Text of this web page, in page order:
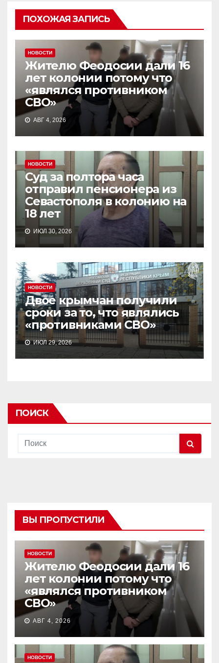
ПОХОЖАЯ ЗАПИСЬ
НОВОСТИ
Жителю Феодосии дали 16
лет колонии потому что
«являлся противником
СВО»
АВГ 4, 2026
НОВОСТИ
Суд за полтора часа
отправил пенсионера из
Севастополя в колонию на
18 лет
ИЮЛ 30, 2026
НОВОСТИ
Двое крымчан получили
сроки за то, что являлись
«противниками СВО»
ИЮЛ 29, 2026
ПОИСК
ВЫ ПРОПУСТИЛИ
НОВОСТИ
Жителю Феодосии дали 16
лет колонии потому что
«являлся противником
СВО»
АВГ 4, 2026
НОВОСТИ